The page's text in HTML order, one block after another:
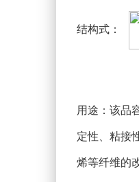
结构式：
用途：该品
定性、粘接
烯等纤维的